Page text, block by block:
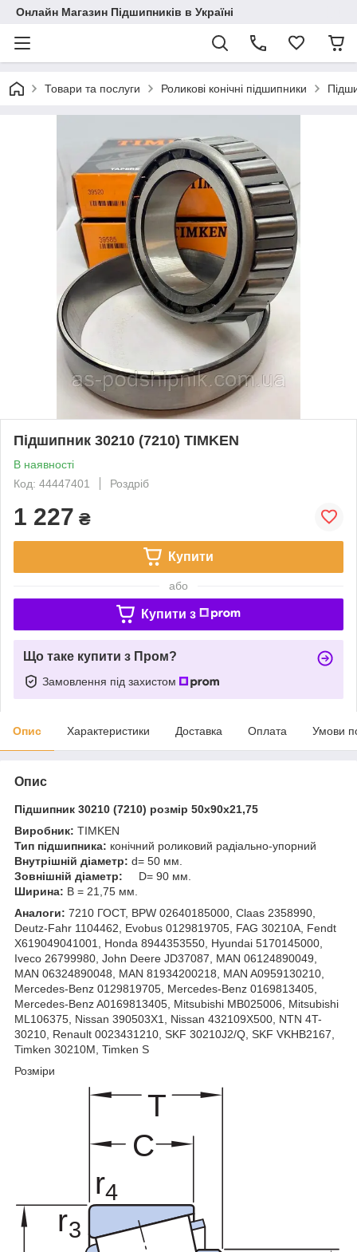
Онлайн Магазин Підшипників в Україні
Товари та послуги Роликові конічні підшипники
Підшипник 30210 (7210) TIMKEN
В наявності
Код: 44447401
Роздріб
1 227 ₴
Купити
або
Купити з
Що таке купити з Пром?
Замовлення під захистом
Опис Характеристики Доставка Оплата Умови
Опис
Підшипник 30210 (7210) розмір 50x90x21,75
Виробник: TIMKEN
Тип підшипника: конічний роликовий радіально-упорний
Внутрішній діаметр: d= 50 мм.
Зовнішній діаметр: D= 90 мм.
Ширина: B = 21,75 мм.
Аналоги: 7210 ГОСТ, BPW 02640185000, Claas 2358990,
Deutz-Fahr 1104462, Evobus 0129819705, FAG 30210A, Fendt
X619049041001, Honda 8944353550, Hyundai 5170145000,
Iveco 26799980, John Deere JD37087, MAN 06124890049,
MAN 06324890048, MAN 81934200218, MAN A0959130210,
Mercedes-Benz 0129819705, Mercedes-Benz 0169813405,
Mercedes-Benz A0169813405, Mitsubishi MB025006, Mitsubishi
ML106375, Nissan 390503X1, Nissan 432109X500, NTN 4T-
30210, Renault 0023431210, SKF 30210J2/Q, SKF VKHB2167,
Timken 30210M, Timken S
Розміри